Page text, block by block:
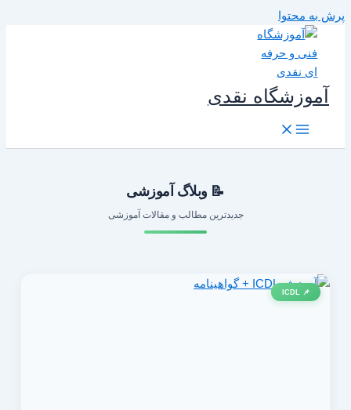
به محتوا
آموزشگاه نقدی
📝 وبلاگ آموزشی
جدیدترین مطالب و مقالات آموزشی
📌 ICDL